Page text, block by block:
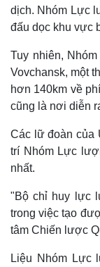
dịch. Nhóm Lực
đấu dọc khu vực
Tuy nhiên,
Vovchansk, một
hơn 140km về
cũng là nơi diễn
Các lữ đoàn của
trí Nhóm Lực
nhất.
"Bộ chỉ huy lực
trong việc tạo
tâm Chiến lược
Liệu Nhóm Lực